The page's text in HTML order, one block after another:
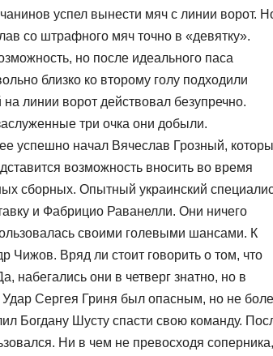
успел вынести мяч с линии ворот.
со штрафного мяч точно в «девятку».
но после идеального паса
близко ко второму голу подходили
линии ворот действовал безупречно.
три очка они добыли.
успешно начал Вячеслав Грозный,
возможность вносить во время
сборных. Опытный украинский
и Фабрицио Раванелли. Они ничего
своими голевыми шансами. К
Вряд ли стоит говорить о том, что
набегались они в четверг знатно, но в
Удар Сергея Гриня был опасным, но не
Богдану Шусту спасти свою команду.
Ни в чем не превосходя соперника,